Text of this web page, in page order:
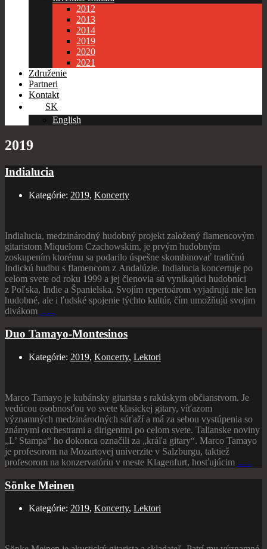
2012
2013
2014
2019
2020
2021
Združenie
Partneri
Kontakt
SK
English
2019
Indialucia
Kategórie: 2019, Koncerty
Indialucia, medzinárodný hudobný projekt založený flamencovým
gitaristom Miquelom Czachowskim, je prvým hudobným
zoskupením ktorému sa podarilo úspešne skombinovať tradičnú
Indickú hudbu s flamencom z Andalúzie. Indialucia koncertuje po
celom svete od roku 1999 a jej členovia sú vynikajúci hudobníci
z Poľska, Indie a Španielska. Svojím repertoárom vyjadrujú nie len
hudobné, ale i ľudské spojenie týchto kultúr, čím umožňujú svojim
divákom …..
Duo Tamayo-Montesinos
Kategórie: 2019, Koncerty, Lektori
Marco Tamayo je kubánsky gitarista s rakúskym občianstvom. Je
vedúcou osobnosťou vo svete klasickej gitary, víťazom
významných medzinárodných súťaží a má za sebou vystúpenia so
známymi orchestrami a dirigentmi po celom svete. Talianske noviny
„L’ Stampa“ ho dokonca označili za „kráľa gitary“. Marco Tamayo
je profesorom na Mozartovej univerzite v Salzburgu, taktiež
profesorom na konzervatóriu v meste Klagenfurt, hosťujúcim …..
Sönke Meinen
Kategórie: 2019, Koncerty, Lektori